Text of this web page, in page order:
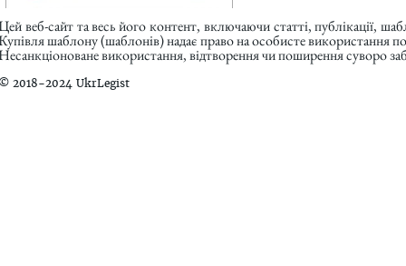
веб-сайт та весь його контент, включаючи статті, публікації,
шаблону (шаблонів) надає право на особисте використання
використання, відтворення чи поширення суворо
2018-2024 UkrLegist